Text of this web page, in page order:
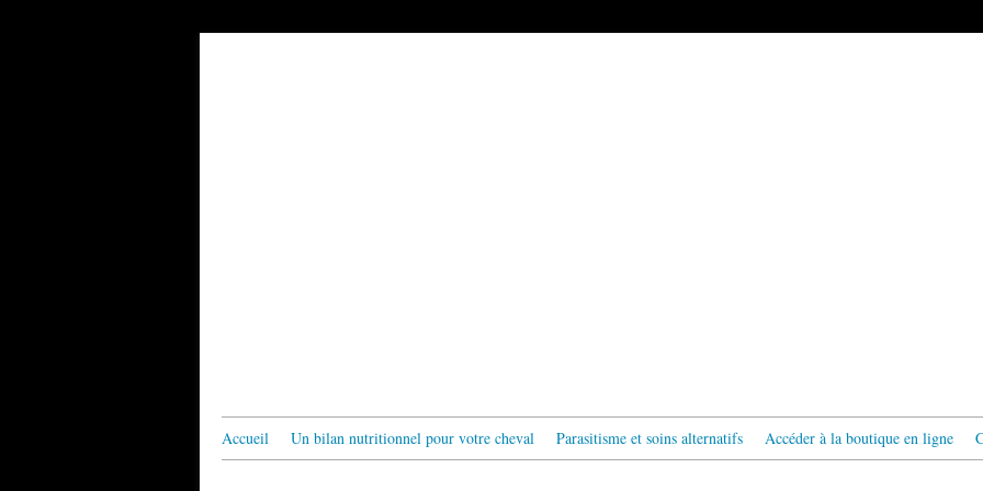
Accueil Un bilan nutritionnel pour votre cheval Parasitisme et soins alternatifs Accéder à la boutique en ligne